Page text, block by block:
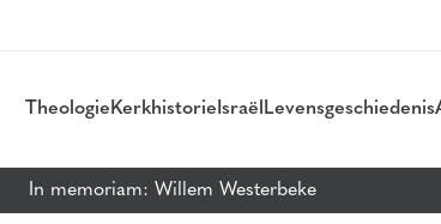
Theologie Kerkhistorie Israël Levensgeschiedenis
In memoriam: Willem Westerbeke